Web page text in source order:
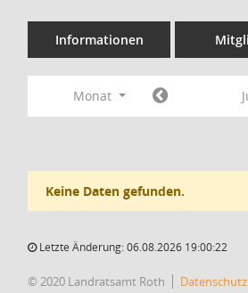
Informationen
Monat
Keine Daten gefunden.
Letzte Änderung: 06.08.2026 19:00:22
© 2020 Landratsamt Roth Datenschutz